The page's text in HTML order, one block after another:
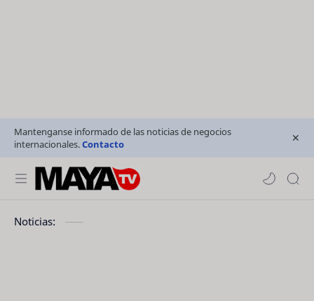
Mantenganse informado de las noticias de negocios
internacionales.Contacto
Noticias: